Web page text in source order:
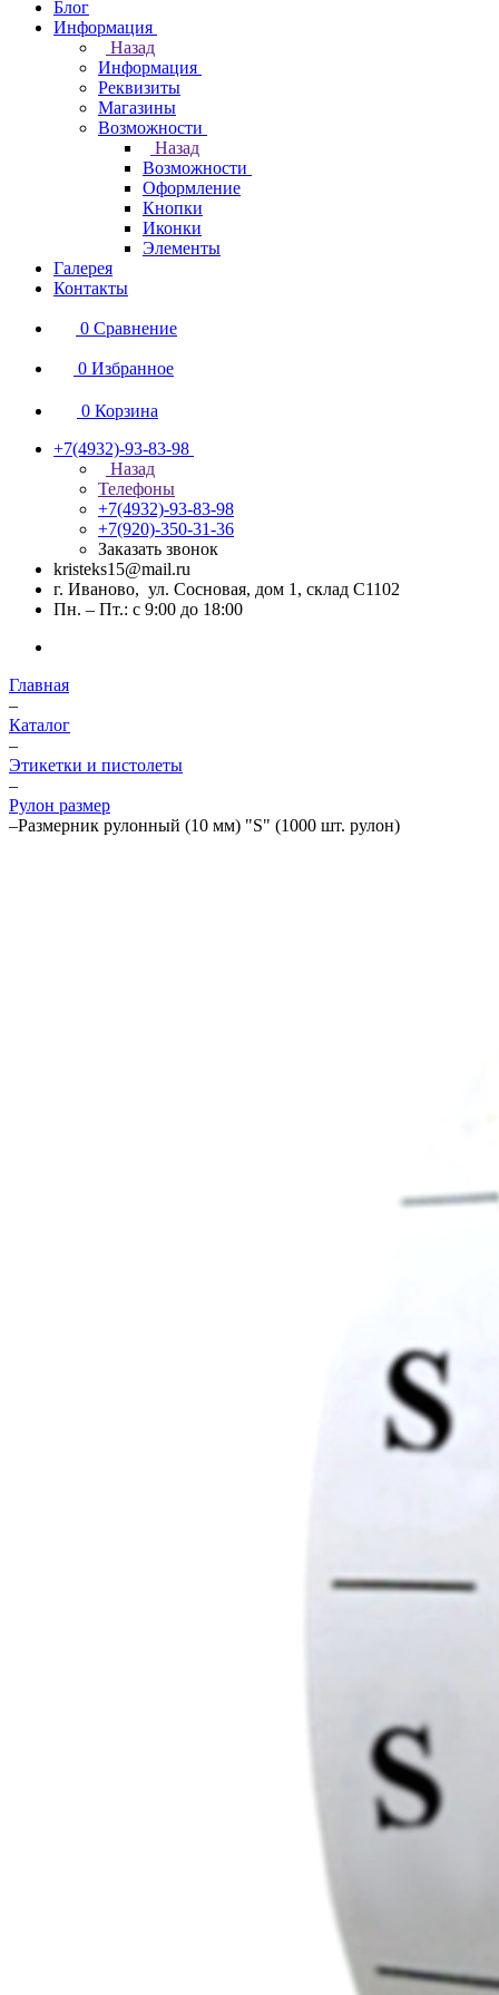
Блог
Информация
Назад
Информация
Реквизиты
Магазины
Возможности
Назад
Возможности
Оформление
Кнопки
Иконки
Элементы
Галерея
Контакты
0 Сравнение
0 Избранное
0 Корзина
+7(4932)-93-83-98
Назад
Телефоны
+7(4932)-93-83-98
+7(920)-350-31-36
Заказать звонок
kristeks15@mail.ru
г. Иваново, ул. Сосновая, дом 1, склад С1102
Пн. – Пт.: с 9:00 до 18:00
Главная
–
Каталог
–
Этикетки и пистолеты
–
Рулон размер
–Размерник рулонный (10 мм) "S" (1000 шт. рулон)